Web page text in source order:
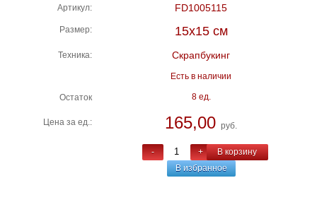
Артикул: FD1005115
Размер: 15х15 см
Техника: Скрапбукинг
Есть в наличии
Остаток 8 ед.
Цена за ед.: 165,00 руб.
- +
В корзину
В избранное